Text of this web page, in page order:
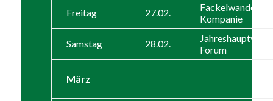
Freitag 27.02.
Kompanie
Samstag 28.02.
Forum
März